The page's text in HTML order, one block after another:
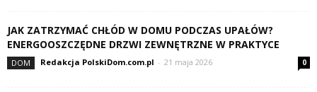
JAK ZATRZYMAĆ CHŁÓD W DOMU PODCZAS UPAŁÓW?
ENERGOOSZCZĘDNE DRZWI ZEWNĘTRZNE W PRAKTYCE
DOM Redakcja PolskiDom.com.pl - 21 maja 2026 0